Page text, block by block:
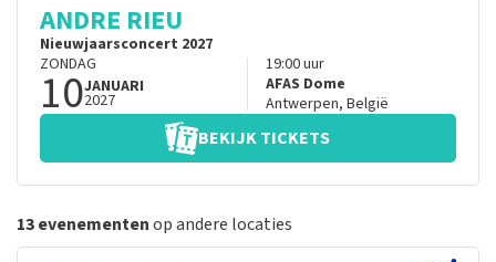
ANDRE RIEU
Nieuwjaarsconcert 2027
ZONDAG
10JANUARI
2027
19:00uur
AFAS Dome
Antwerpen, België
BEKIJK TICKETS
13 evenementenop andere locaties